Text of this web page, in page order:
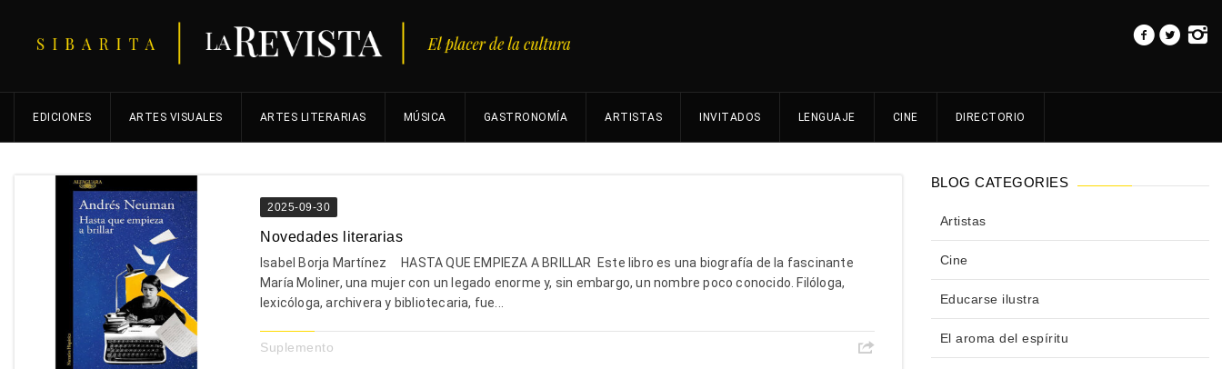
EDICIONES ARTES VISUALES ARTES LITERARIAS MÚSICA GASTRONOMÍA ARTISTAS INVITADOS LENGUAJE CINE DIRECTORIO
2025-09-30
Novedades literarias
Isabel Borja Martínez HASTA QUE EMPIEZA A BRILLAR Este libro es una biografía de la fascinante
María Moliner, una mujer con un legado enorme y, sin embargo, un nombre poco conocido. Filóloga,
lexicóloga, archivera y bibliotecaria, fue...
Suplemento
BLOG CATEGORIES
Artistas
Cine
Educarse ilustra
El aroma del espíritu